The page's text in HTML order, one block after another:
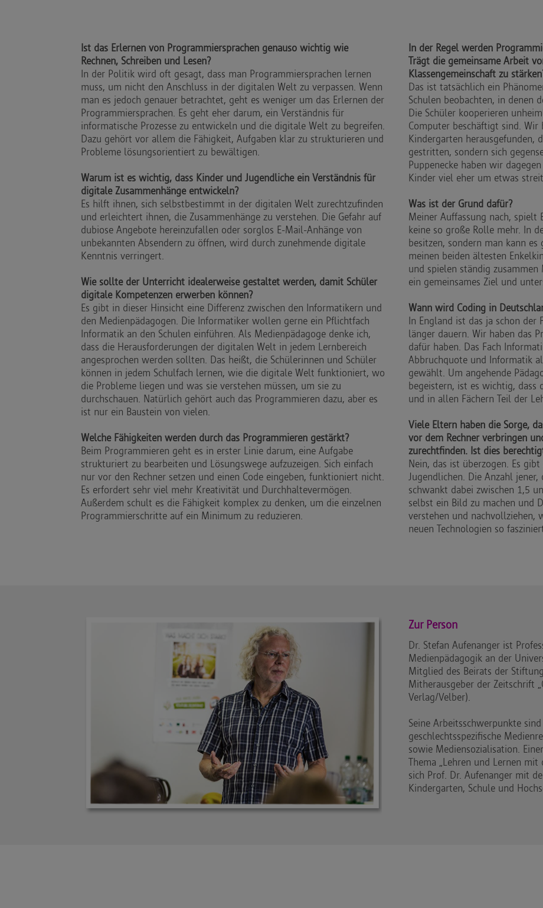
Ist das Erlernen von Programmiersprachen genauso wichtig wie
Rechnen, Schreiben und Lesen?
In der Politik wird oft gesagt, dass man Programmiersprachen lernen
muss, um nicht den Anschluss in der digitalen Welt zu verpassen. Wenn
man es jedoch genauer betrachtet, geht es weniger um das Erlernen der
Programmiersprachen. Es geht eher darum, ein Verständnis für
informatische Prozesse zu entwickeln und die digitale Welt zu begreifen.
Dazu gehört vor allem die Fähigkeit, Aufgaben klar zu strukturieren und
Probleme lösungsorientiert zu bewältigen.
Warum ist es wichtig, dass Kinder und Jugendliche ein Verständnis für
digitale Zusammenhänge entwickeln?
Es hilft ihnen, sich selbstbestimmt in der digitalen Welt zurechtzufinden
und erleichtert ihnen, die Zusammenhänge zu verstehen. Die Gefahr auf
dubiose Angebote hereinzufallen oder sorglos E-Mail-Anhänge von
unbekannten Absendern zu öffnen, wird durch zunehmende digitale
Kenntnis verringert.
Wie sollte der Unterricht idealerweise gestaltet werden, damit Schüler
digitale Kompetenzen erwerben können?
Es gibt in dieser Hinsicht eine Differenz zwischen den Informatikern und
den Medienpädagogen. Die Informatiker wollen gerne ein Pflichtfach
Informatik an den Schulen einführen. Als Medienpädagoge denke ich,
dass die Herausforderungen der digitalen Welt in jedem Lernbereich
angesprochen werden sollten. Das heißt, die Schülerinnen und Schüler
können in jedem Schulfach lernen, wie die digitale Welt funktioniert, wo
die Probleme liegen und was sie verstehen müssen, um sie zu
durchschauen. Natürlich gehört auch das Programmieren dazu, aber es
ist nur ein Baustein von vielen.
Welche Fähigkeiten werden durch das Programmieren gestärkt?
Beim Programmieren geht es in erster Linie darum, eine Aufgabe
strukturiert zu bearbeiten und Lösungswege aufzuzeigen. Sich einfach
nur vor den Rechner setzen und einen Code eingeben, funktioniert nicht.
Es erfordert sehr viel mehr Kreativität und Durchhaltevermögen.
Außerdem schult es die Fähigkeit komplex zu denken, um die einzelnen
Programmierschritte auf ein Minimum zu reduzieren.
In der Regel werden
Trägt die gemeinsame Arbeit
Klassengemeinschaft zu
Das ist tatsächlich ein
Schulen beobachten, in denen
Die Schüler kooperieren
Computer beschäftigt sind.
Kindergarten herausgefunden,
gestritten, sondern sich
Puppenecke haben wir
Kinder viel eher um etwas
Was ist der Grund dafür?
Meiner Auffassung nach,
keine so große Rolle mehr. In
besitzen, sondern man kann es
meinen beiden ältesten
und spielen ständig
ein gemeinsames Ziel und
Wann wird Coding in
In England ist das ja schon
länger dauern. Wir haben das
dafür haben. Das Fach
Abbruchquote und Informatik
gewählt. Um angehende
begeistern, ist es wichtig,
und in allen Fächern Teil der
Viele Eltern haben die Sorge,
vor dem Rechner verbringen
zurechtfinden. Ist dies
Nein, das ist überzogen. Es
Jugendlichen. Die Anzahl
schwankt dabei zwischen 1,5
selbst ein Bild zu machen und
verstehen und nachvollziehen,
neuen Technologien so
Zur Person
Dr. Stefan Aufenanger ist
Medienpädagogik an der
Mitglied des Beirats der
Mitherausgeber der Zeitschrift
Verlag/Velber).
Seine Arbeitsschwerpunkte
geschlechtsspezifische
sowie Mediensozialisation.
Thema „Lehren und Lernen
sich Prof. Dr. Aufenanger mit
Kindergarten, Schule und